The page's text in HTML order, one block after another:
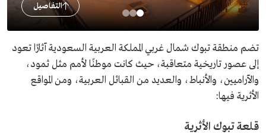
التفاصيل
تضم منطقة تبوك شمال غربي المملكة العربية السعودية آثارًا تعود
إلى عصور تاريخية متعاقبة، حيث كانت موطنًا لأمم مثل ثمود،
والآراميين، والأنباط، والعديد من القبائل العربية، ومن المواقع
الأثرية فيها:
قلعة تبوك الأثرية